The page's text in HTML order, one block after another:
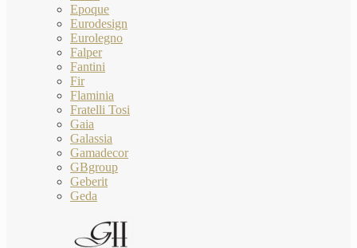
Epoque
Eurodesign
Eurolegno
Falper
Fantini
Fir
Flaminia
Fratelli Tosi
Gaia
Galassia
Gamadecor
GBgroup
Geberit
Geda